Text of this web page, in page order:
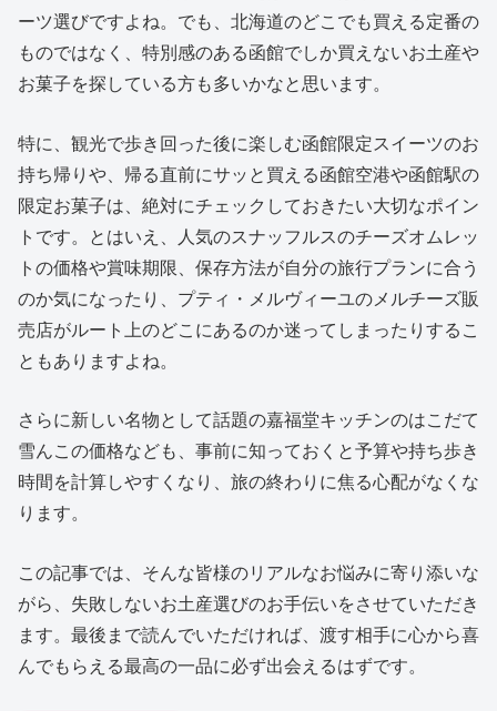
ーツ選びですよね。でも、北海道のどこでも買える定番の
ものではなく、特別感のある函館でしか買えないお土産や
お菓子を探している方も多いかなと思います。
特に、観光で歩き回った後に楽しむ函館限定スイーツのお
持ち帰りや、帰る直前にサッと買える函館空港や函館駅の
限定お菓子は、絶対にチェックしておきたい大切なポイン
トです。とはいえ、人気のスナッフルスのチーズオムレッ
トの価格や賞味期限、保存方法が自分の旅行プランに合う
のか気になったり、プティ・メルヴィーユのメルチーズ販
売店がルート上のどこにあるのか迷ってしまったりするこ
ともありますよね。
さらに新しい名物として話題の嘉福堂キッチンのはこだて
雪んこの価格なども、事前に知っておくと予算や持ち歩き
時間を計算しやすくなり、旅の終わりに焦る心配がなくな
ります。
この記事では、そんな皆様のリアルなお悩みに寄り添いな
がら、失敗しないお土産選びのお手伝いをさせていただき
ます。最後まで読んでいただければ、渡す相手に心から喜
んでもらえる最高の一品に必ず出会えるはずです。